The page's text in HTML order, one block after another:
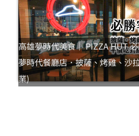
高雄夢時代美食｜ PIZZA HUT
夢時代餐廳店．披薩、烤雞、沙
業)